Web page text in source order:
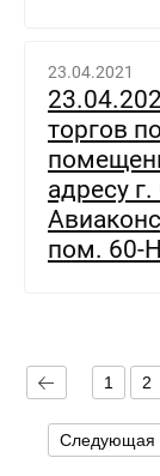
23.04.2021
торгов
адресу
пом. 60-
1 2
Следующая